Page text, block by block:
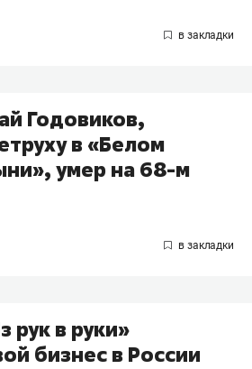
Годовиков,
в «Белом
умер на 68-м
рук в руки»
бизнес в России